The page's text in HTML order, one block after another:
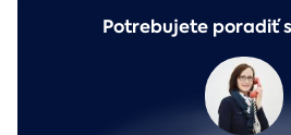
Potrebujete poradiť